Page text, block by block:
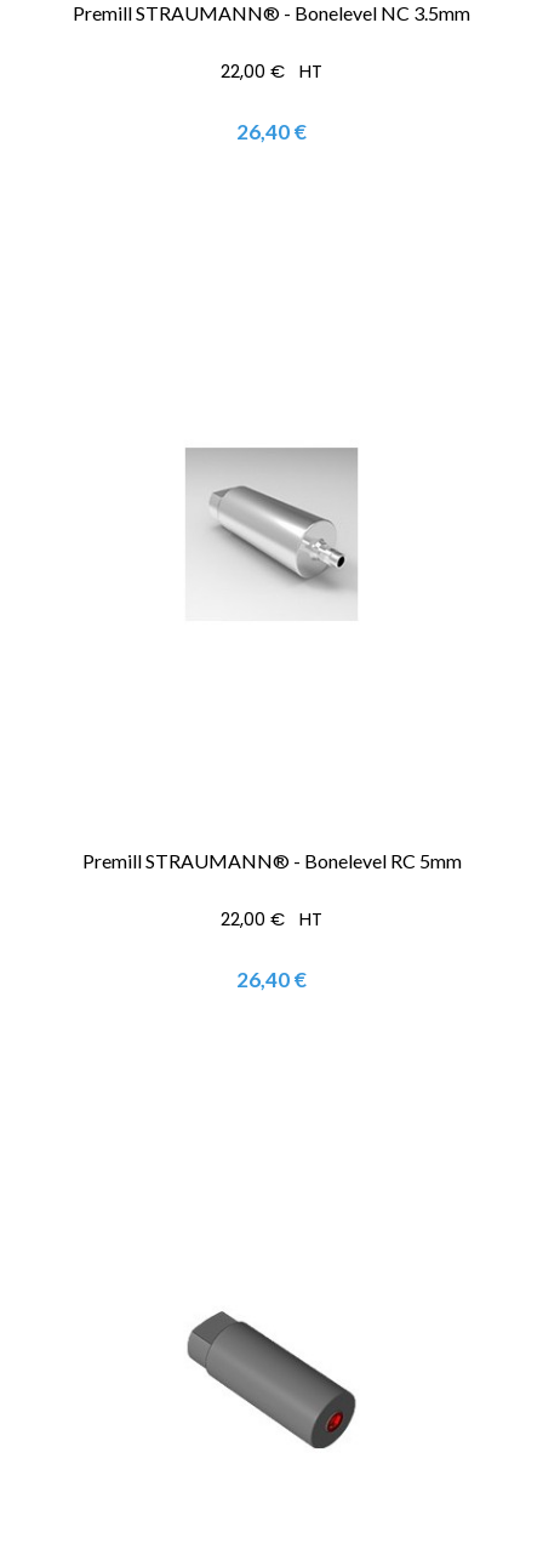
Premill STRAUMANN® - Bonelevel NC 3.5mm
22,00 € HT
26,40 €
Premill STRAUMANN® - Bonelevel RC 5mm
22,00 € HT
26,40 €